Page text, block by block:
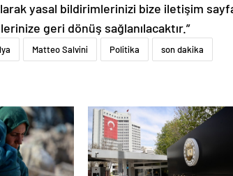
yasal bildirimlerinizi bize iletişim
geri dönüş sağlanılacaktır.”
Matteo Salvini Politika son dakika